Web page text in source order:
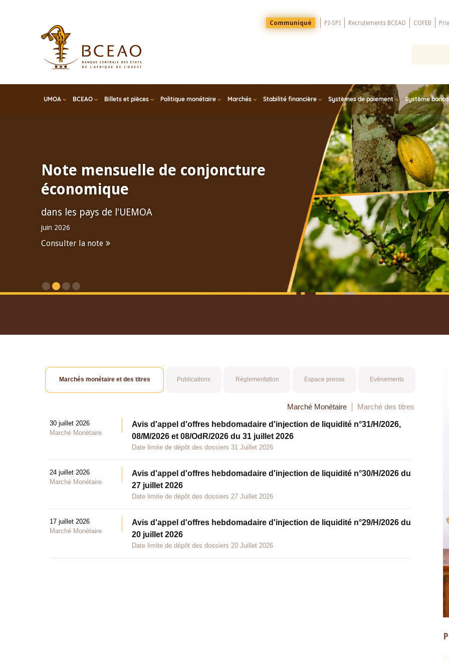
Menu
Top
Communiqué PI-SPI Recrutements BCEAO COFEB
UMOA BCEAO Billets et pièces Politique monétaire Marchés Stabilité financière Systèmes de paiement Système
Note mensuelle de conjoncture
économique
dans les pays de l'UEMOA
juin 2026
Consulter la note
Marchés monétaire et des titres Publications Réglementation Espace presse Evénements
Marché Monétaire Marché des titres
30 juillet 2026
Marché Monétaire
Avis d'appel d'offres hebdomadaire d'injection de liquidité n°31/H/2026,
08/M/2026 et 08/OdR/2026 du 31 juillet 2026
Date limite de dépôt des dossiers 31 Juillet 2026
24 juillet 2026
Marché Monétaire
Avis d'appel d'offres hebdomadaire d'injection de liquidité n°30/H/2026 du
27 juillet 2026
Date limite de dépôt des dossiers 27 Juillet 2026
17 juillet 2026
Marché Monétaire
Avis d'appel d'offres hebdomadaire d'injection de liquidité n°29/H/2026 du
20 juillet 2026
Date limite de dépôt des dossiers 20 Juillet 2026